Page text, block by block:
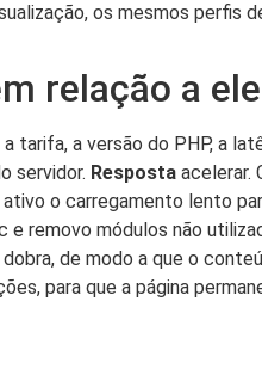
os mesmos
relação a
a versão do PHP, a
servidor. Resposta acelerar.
o carregamento lento
removo módulos não
de modo a que o
para que a página